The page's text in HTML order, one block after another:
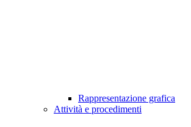
Rappresentazione grafica
Attività e procedimenti